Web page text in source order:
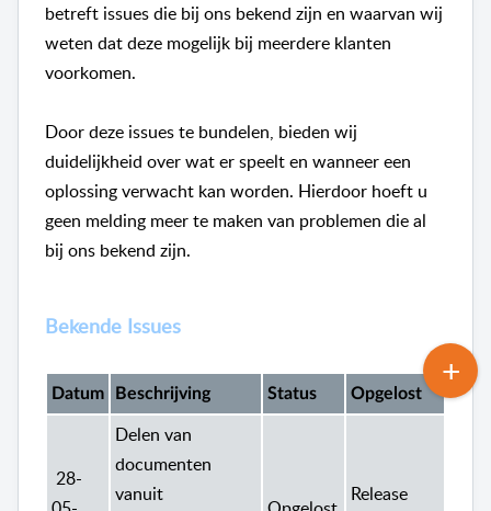
betreft issues die bij ons bekend zijn en waarvan wij
weten dat deze mogelijk bij meerdere klanten
voorkomen.
Door deze issues te bundelen, bieden wij
duidelijkheid over wat er speelt en wanneer een
oplossing verwacht kan worden. Hierdoor hoeft u
geen melding meer te maken van problemen die al
bij ons bekend zijn.
Bekende Issues
Datum Beschrijving Status Opgelost
28-
Delen van
documenten
vanuit
Release